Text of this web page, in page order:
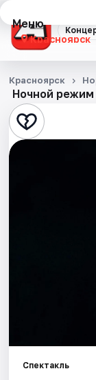
Меню
Красноярск
Концерты
Театр
Стендап
Города
Ночной режим
Красноярск
Спектакль